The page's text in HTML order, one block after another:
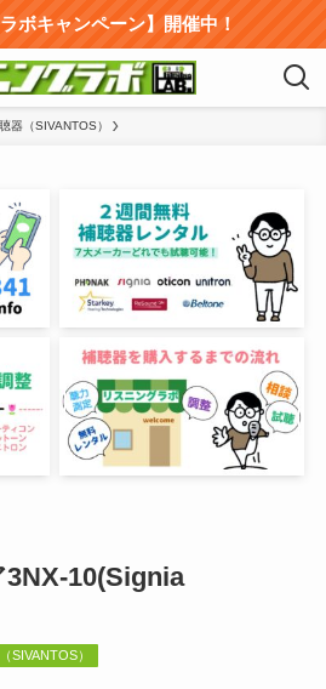
ボキャンペーン】開催中！
器（SIVANTOS）
10(Signia
SIVANTOS）